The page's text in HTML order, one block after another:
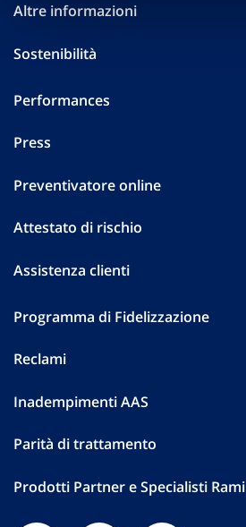
Altre informazioni
Sostenibilità
Performances
Press
Preventivatore online
Attestato di rischio
Assistenza clienti
Programma di Fidelizzazione
Reclami
Inadempimenti AAS
Parità di trattamento
Prodotti Partner e Specialisti